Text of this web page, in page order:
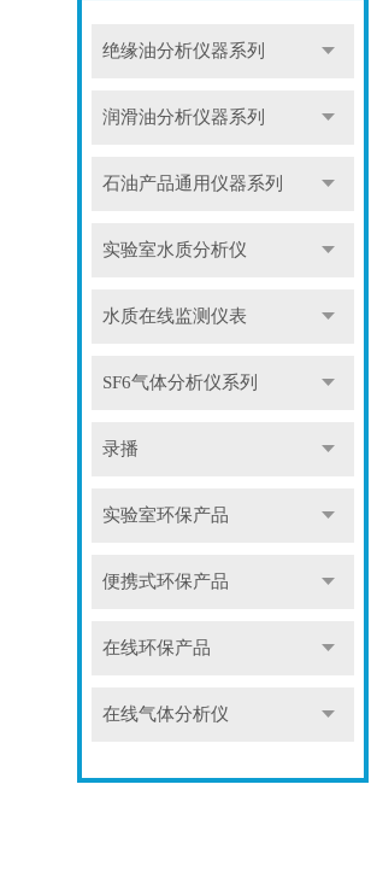
绝缘油分析仪器系列
润滑油分析仪器系列
石油产品通用仪器系列
实验室水质分析仪
水质在线监测仪表
SF6气体分析仪系列
录播
实验室环保产品
便携式环保产品
在线环保产品
在线气体分析仪